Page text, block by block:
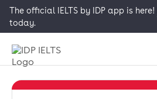
The official IELTS by IDP app is here!
today.